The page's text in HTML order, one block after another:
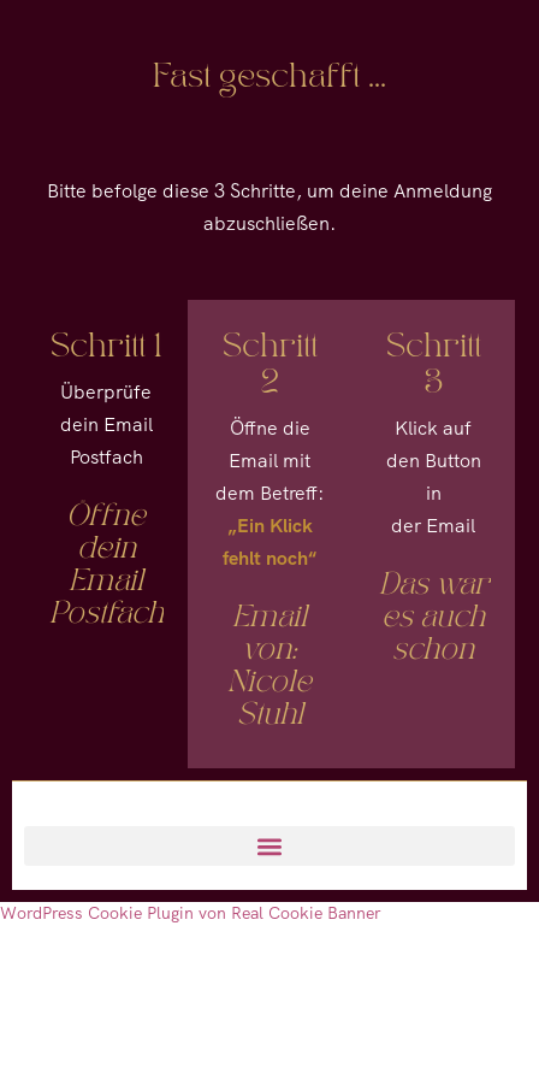
Fast geschafft ...
Bitte befolge diese 3 Schritte, um deine Anmeldung
abzuschließen.
Schritt 1
Überprüfe
dein Email
Postfach
Öffne
dein
Email
Postfach
Schritt
2
Öffne die
Email mit
dem Betreff:
„Ein Klick
fehlt noch“
Email
von:
Nicole
Stuhl
Schritt
3
Klick auf
den Button
in
der Email
Das war
es auch
schon
WordPress Cookie Plugin von Real Cookie Banner